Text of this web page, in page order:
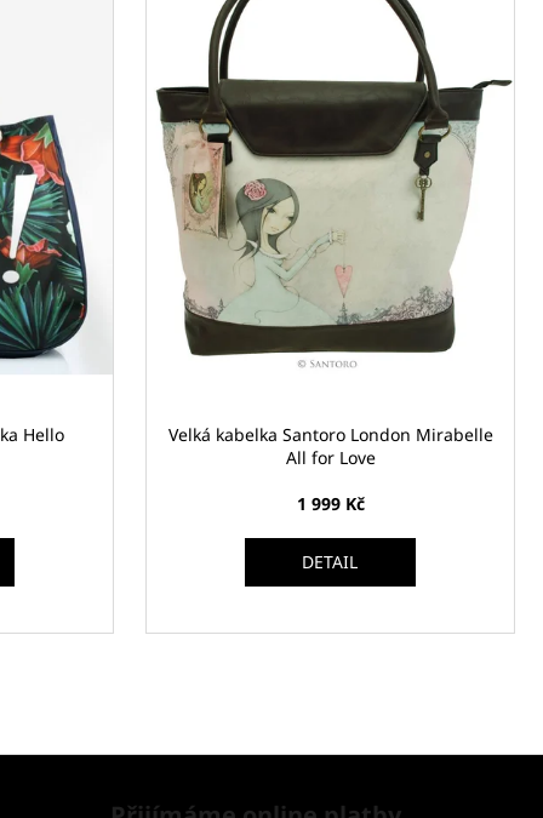
Hello
Velká kabelka Santoro London Mirabelle
All for Love
1 999 Kč
DETAIL